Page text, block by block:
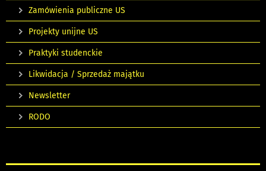
Zamówienia publiczne US
Projekty unijne US
Praktyki studenckie
Likwidacja / Sprzedaż majątku
Newsletter
RODO